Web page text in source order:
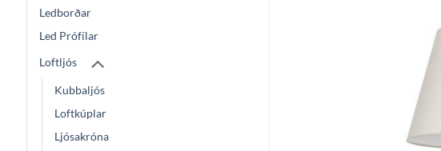
Ledborðar
Led Prófílar
Loftljós
Kubbaljós
Loftkúplar
Ljósakróna